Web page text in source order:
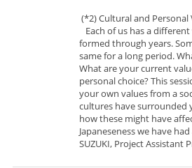
(*2) Cultural and Personal
Each of us has a
formed through years.
same for a long period.
What are your current
personal choice? This
your own values from a
cultures have surrounded
how these might have
Japaneseness we have
SUZUKI, Project Assistant